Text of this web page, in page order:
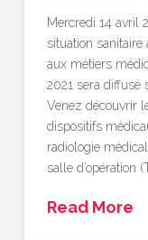
Mercredi 14 avril
situation
aux métiers
2021 sera
Venez découvrir
dispositifs
radiologie
salle d’opération
Read More